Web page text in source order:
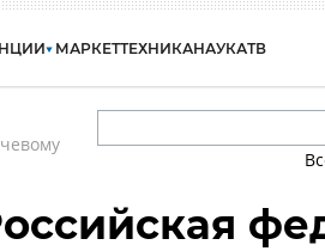
МАРКЕТТЕХНИКАНАУКАТВ